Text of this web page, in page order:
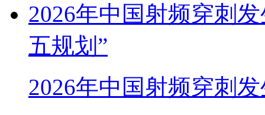
2026年中国射频穿刺
五规划”
2026年中国射频穿刺